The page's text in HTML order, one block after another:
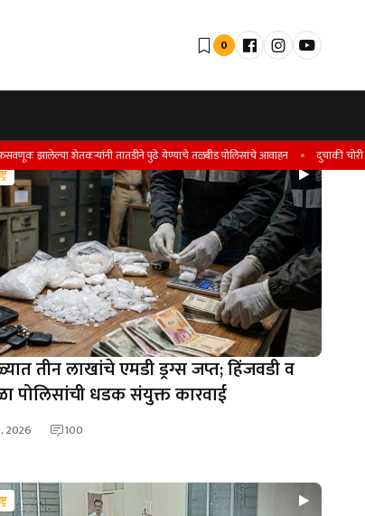
0
शेतकर्‍यांनी तातडीने पुढे येण्याचे तळबीड पोलिसांचे आवाहन दुचाकी चोरी प्रकरणी
तीन लाखांचे एमडी ड्रग्स जप्त; हिंजवडी व
पोलिसांची धडक संयुक्त कारवाई
2026 100